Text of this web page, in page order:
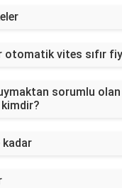
otomatik vites sıfır
sorumlu olan
kadar